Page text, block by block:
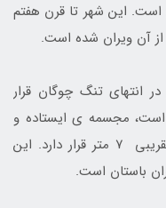
این شهر تا قرن هفتم
آن ویران شده است.
در انتهای تنگ چوگان قرار
ی غار، که حدوداً 30 متر است، مجسمه ی ایستاده و
غول پیکری از شاپور ساسانی به طول تقریبی ۷ متر قرار دارد. این
باستان است.